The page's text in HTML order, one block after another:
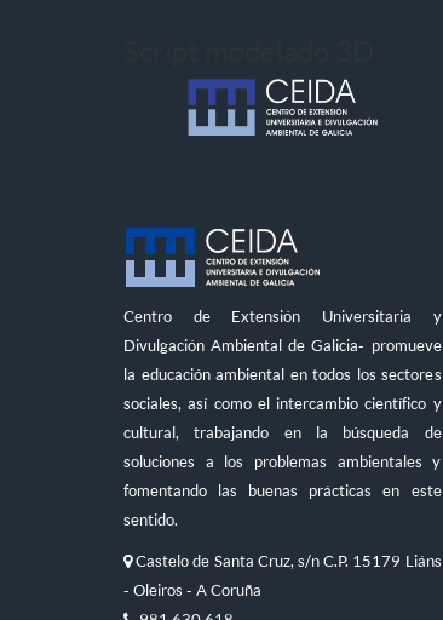
Centro de Extensión Universitaria y
Divulgación Ambiental de Galicia- promueve
la educación ambiental en todos los sectores
sociales, así como el intercambio científico y
cultural, trabajando en la búsqueda de
soluciones a los problemas ambientales y
fomentando las buenas prácticas en este
sentido.
Castelo de Santa Cruz, s/n C.P. 15179 Liáns
- Oleiros - A Coruña